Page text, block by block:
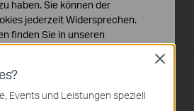
Outdoor Antennas
views
Version auf einem TP-Link
Events und Leistungen speziell
Close
haben. Sie können der
jederzeit Widersprechen.
finden Sie in unseren
.
Funktion der Website
in Ihren Systemen nicht